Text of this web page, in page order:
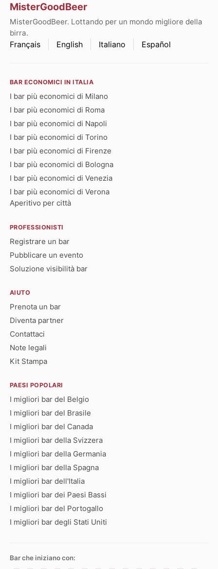
MisterGoodBeer
MisterGoodBeer. Lottando per un mondo migliore della
birra.
Français English Italiano Español
BAR ECONOMICI IN ITALIA
I bar più economici di Milano
I bar più economici di Roma
I bar più economici di Napoli
I bar più economici di Torino
I bar più economici di Firenze
I bar più economici di Bologna
I bar più economici di Venezia
I bar più economici di Verona
Aperitivo per città
PROFESSIONISTI
Registrare un bar
Pubblicare un evento
Soluzione visibilità bar
AIUTO
Prenota un bar
Diventa partner
Contattaci
Note legali
Kit Stampa
PAESI POPOLARI
I migliori bar del Belgio
I migliori bar del Brasile
I migliori bar del Canada
I migliori bar della Svizzera
I migliori bar della Germania
I migliori bar della Spagna
I migliori bar dell'Italia
I migliori bar dei Paesi Bassi
I migliori bar del Portogallo
I migliori bar degli Stati Uniti
Bar che iniziano con: